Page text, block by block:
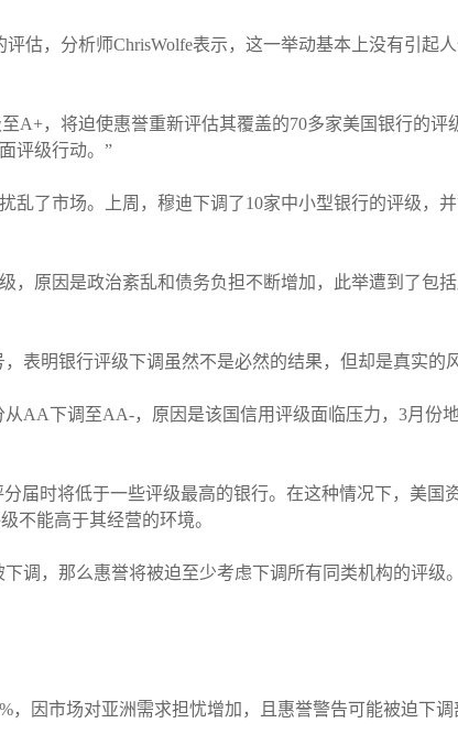
估，分析师ChrisWolfe表示，这一举动基本上没有引起
A+，将迫使惠誉重新评估其覆盖的70多家美国银行的
评级行动。”
乱了市场。上周，穆迪下调了10家中小型银行的评级，
，原因是政治紊乱和债务负担不断增加，此举遭到了包
表明银行评级下调虽然不是必然的结果，但却是真实的
AA下调至AA-，原因是该国信用评级面临压力，3月份
届时将低于一些评级最高的银行。在这种情况下，美国
不能高于其经营的环境。
调，那么惠誉将被迫至少考虑下调所有同类机构的评级
，因市场对亚洲需求担忧增加，且惠誉警告可能被迫下